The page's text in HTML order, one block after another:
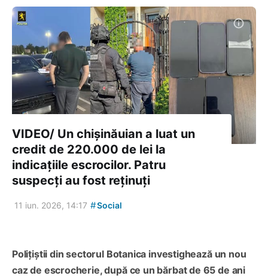
VIDEO/ Un chișinăuian a luat un
credit de 220.000 de lei la
indicațiile escrocilor. Patru
suspecți au fost reținuți
11 iun. 2026, 14:17 #Social
Polițiștii din sectorul Botanica investighează un nou
caz de escrocherie, după ce un bărbat de 65 de ani